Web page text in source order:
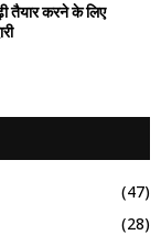
तैयार करने के लिए
(47)
(28)